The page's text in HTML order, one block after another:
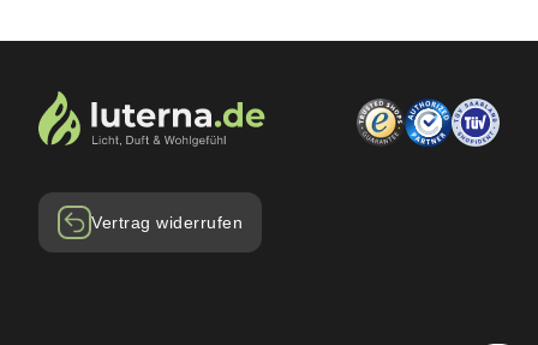
Vertrag widerrufen